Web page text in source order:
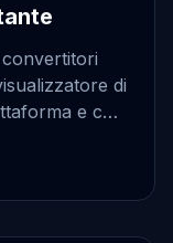
di
e con